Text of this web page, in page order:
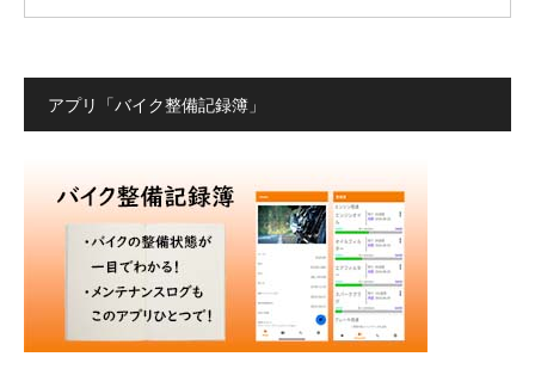
アプリ「バイク整備記録簿」